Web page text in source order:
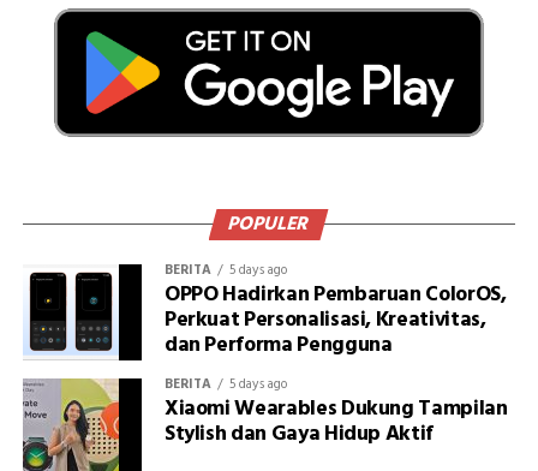
POPULER
BERITA 5 days ago
OPPO Hadirkan Pembaruan ColorOS,
Perkuat Personalisasi, Kreativitas,
dan Performa Pengguna
BERITA 5 days ago
Xiaomi Wearables Dukung Tampilan
Stylish dan Gaya Hidup Aktif